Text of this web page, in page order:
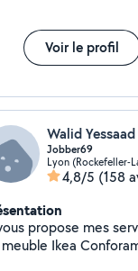
Voir le profil
Walid Yessaad
Jobber69
Lyon (Rockefeller-
4,8/5 (158
propose mes
Ikea